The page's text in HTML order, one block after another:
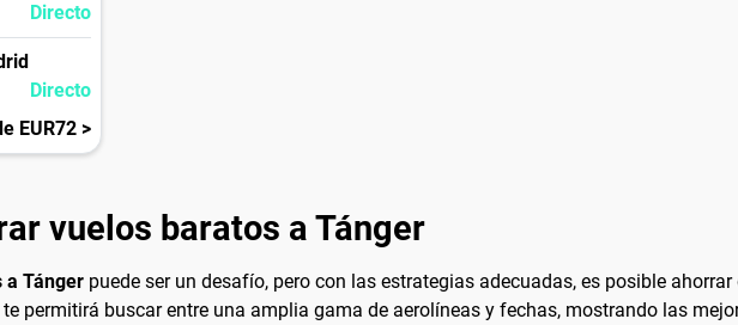
Directo
Directo
EUR72 >
vuelos baratos a Tánger
a Tánger puede ser un desafío, pero con las estrategias adecuadas, es posible
te permitirá buscar entre una amplia gama de aerolíneas y fechas, mostrando las